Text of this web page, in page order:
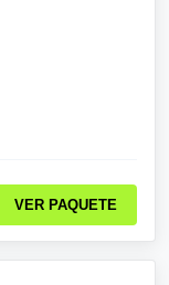
VER PAQUETE